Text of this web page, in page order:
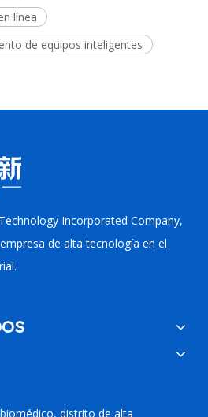
línea
de equipos inteligentes
Incorporated Company,
de alta tecnología en el
distrito de alta